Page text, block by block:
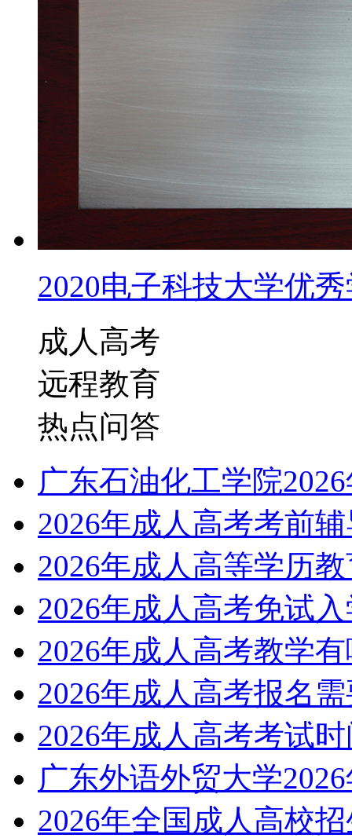
2020电子科技大学优
成人高考
远程教育
热点问答
广东石油化工学院
2026年成人高考考前
2026年成人高等学历
2026年成人高考免试
2026年成人高考教学
2026年成人高考报名
2026年成人高考考试
广东外语外贸大学
2026年全国成人高校